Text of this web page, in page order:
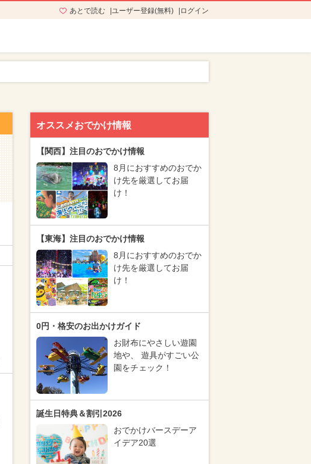
あとで読む ユーザー登録(無料) ログイン
オススメおでかけ情報
【関西】注目のおでかけ情報
8月におすすめのおでか
け先を厳選してお届
け！
【東海】注目のおでかけ情報
8月におすすめのおでか
け先を厳選してお届
け！
0円・格安のお出かけガイド
お財布にやさしい遊園
地や、 遊具がすごい公
園をチェック！
誕生日特典＆割引2026
おでかけバースデーア
イデア20選